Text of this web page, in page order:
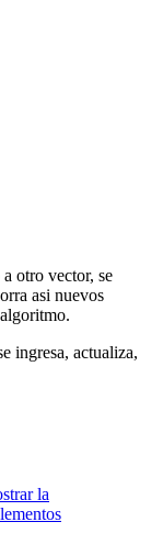
otro vector, se
asi nuevos
ingresa, actualiza,